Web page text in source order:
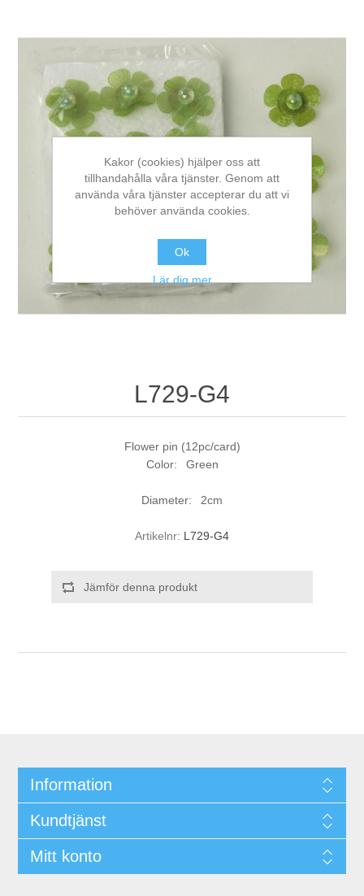
L729-G4
Flower pin (12pc/card)
Color: Green
Diameter: 2cm
Artikelnr: L729-G4
Jämför denna produkt
Information
Kundtjänst
Mitt konto
Kakor (cookies) hjälper oss att
tillhandahålla våra tjänster. Genom att
använda våra tjänster accepterar du att vi
behöver använda cookies.
Ok
Lär dig mer